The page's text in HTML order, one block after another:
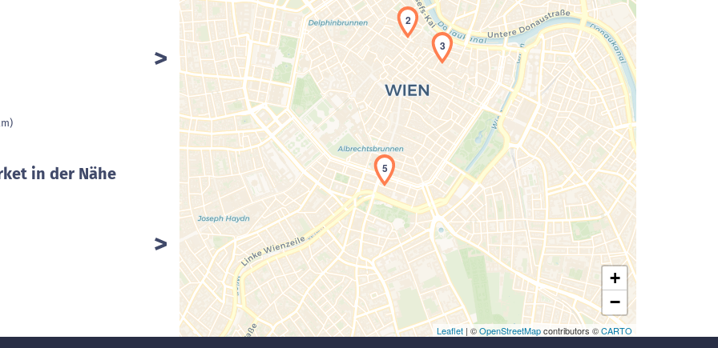
in der Nähe
Laden der Karte...
2
3
5
+
−
Leaflet | ©OpenStreetMapcontributors ©CARTO